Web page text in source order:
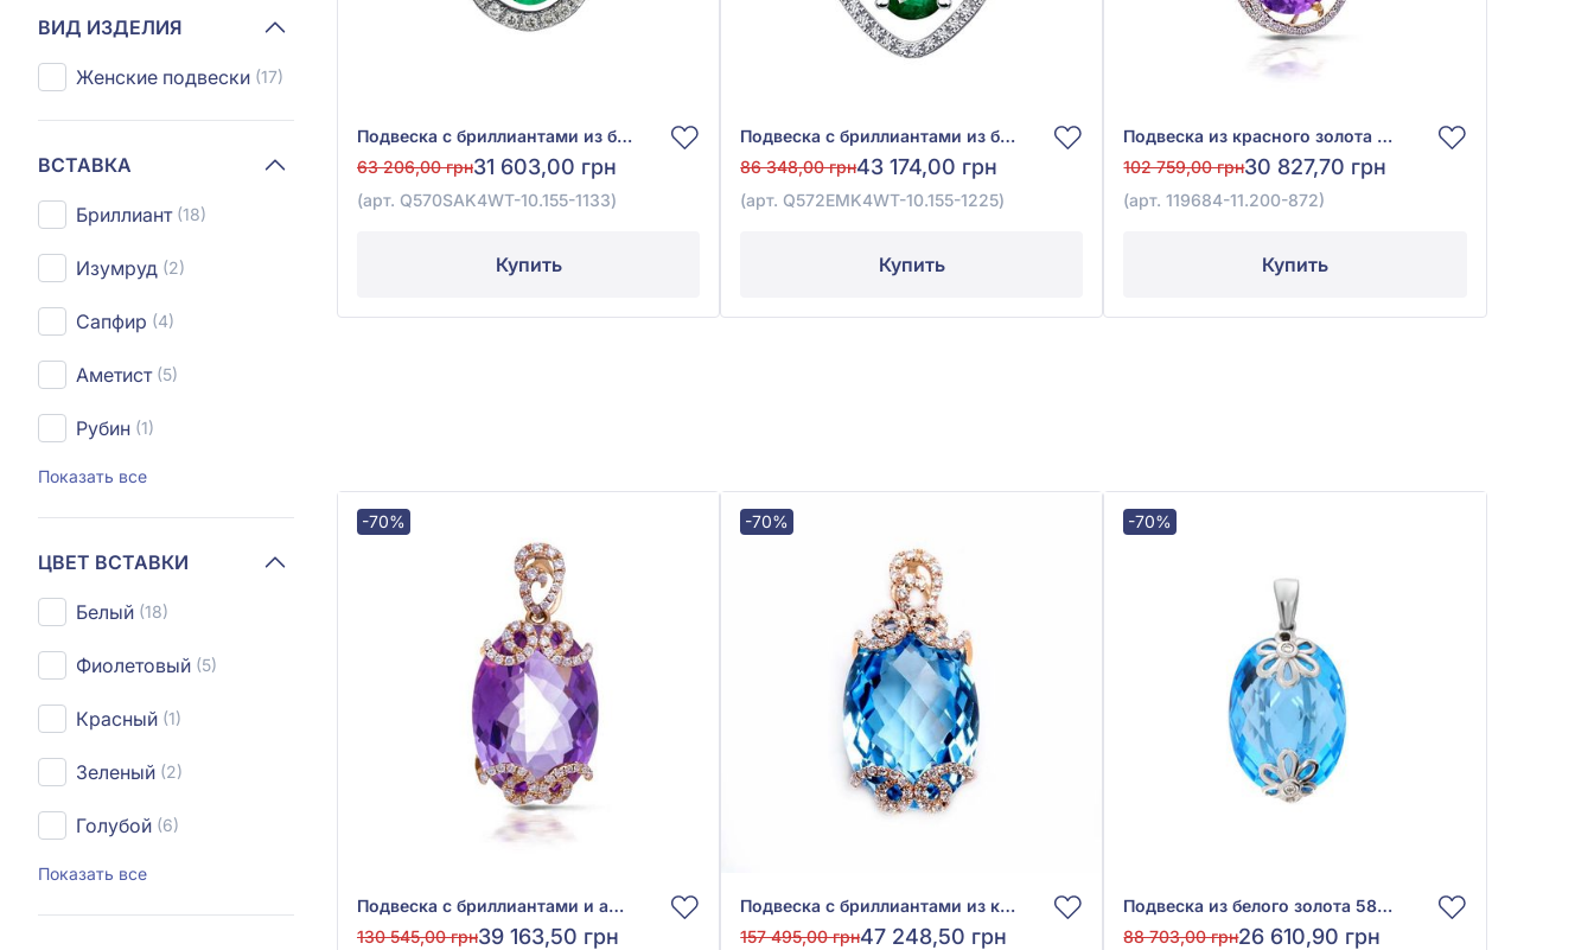
ВИД ИЗДЕЛИЯ
Женские подвески (17)
ВСТАВКА
Бриллиант (18)
Изумруд (2)
Сапфир (4)
Аметист (5)
Рубин (1)
Показать все
ЦВЕТ ВСТАВКИ
Белый (18)
Фиолетовый (5)
Красный (1)
Зеленый (2)
Голубой (6)
Показать все
Подвеска с бриллиантами из белого золота 585° с зелёным изумрудом 0,72ct и бриллиантом 0,1ct, арт. Q570SAK4WT-10.155-1133
63 206,00 грн31 603,00 грн
(арт. Q570SAK4WT-10.155-1133)
Купить
Подвеска с бриллиантами из белого золота 585° с зелёным изумрудом 1ct и бриллиантами 0,14ct, арт. Q572EMK4WT-10.155-1225
86 348,00 грн43 174,00 грн
(арт. Q572EMK4WT-10.155-1225)
Купить
Подвеска из красного золота 585° с бриллиантом 0,24ct и аметистом 4,87ct, арт. 119684-11.200-872
102 759,00 грн30 827,70 грн
(арт. 119684-11.200-872)
Купить
-70%
Подвеска с бриллиантами и аметистом из красного золота 585°, бриллиант 0,28ct, аметист 12ct, арт. RG-32153-12.200-1347
130 545,00 грн39 163,50 грн
-70%
Подвеска с бриллиантами из красного золота 585° с бриллиантом 0,28ct и топазом Sky Blue 16,88ct, арт. RG-32153-12.200-1521
157 495,00 грн47 248,50 грн
-70%
Подвеска из белого золота 585° с бриллиантом 0,02ct и топазом Swiss Blue 14,32ct, арт. 119620-11.200-566
88 703,00 грн26 610,90 грн